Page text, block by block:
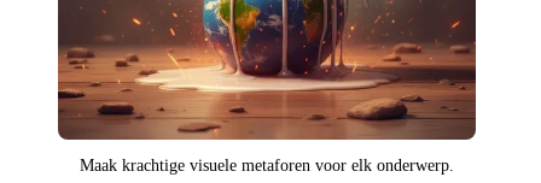
Maak krachtige visuele metaforen voor elk onderwerp.